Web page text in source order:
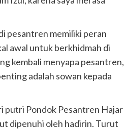
pesantren memiliki peran
awal untuk berkhidmah di
kembali menyapa pesantren,
adalah sowan kepada
putri Pondok Pesantren Hajar
dipenuhi oleh hadirin. Turut